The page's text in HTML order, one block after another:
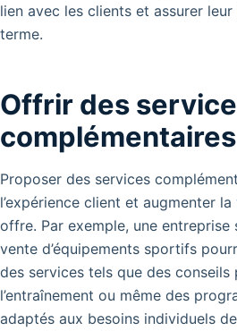
lien avec les clients et assurer
terme.
Offrir des
complémentaires
Proposer des services
l’expérience client et augmenter la
offre. Par exemple, une entreprise
vente d’équipements sportifs
des services tels que des conseils
l’entraînement ou même des
adaptés aux besoins individuels